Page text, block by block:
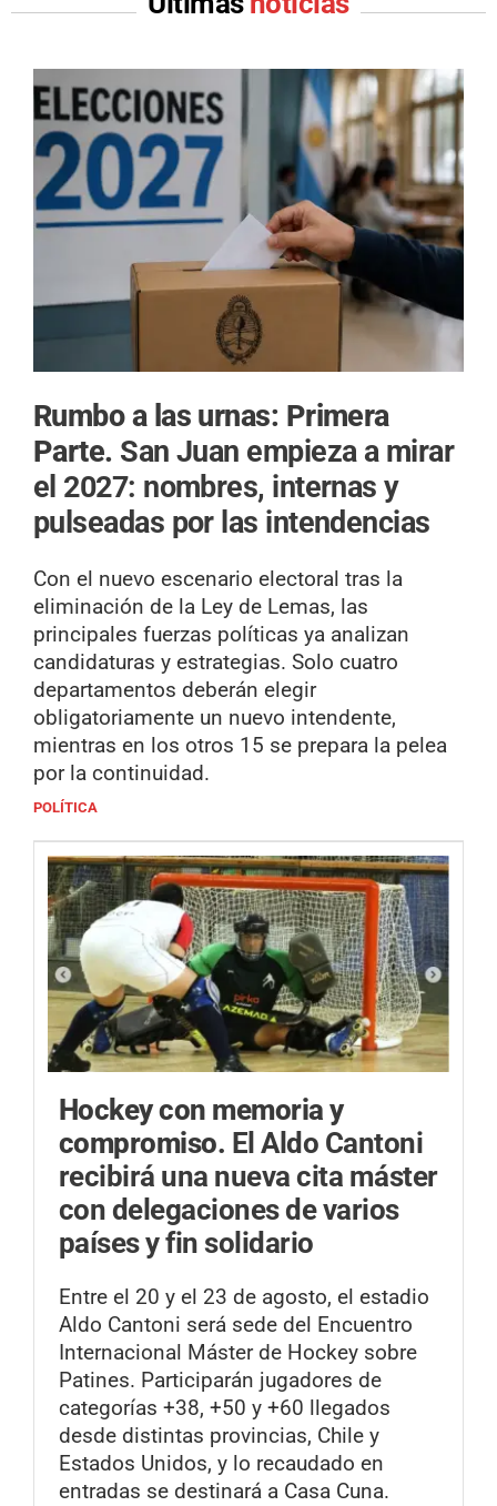
Rumbo a las urnas: Primera
Parte. San Juan empieza a mirar
el 2027: nombres, internas y
pulseadas por las intendencias
Con el nuevo escenario electoral tras la
eliminación de la Ley de Lemas, las
principales fuerzas políticas ya analizan
candidaturas y estrategias. Solo cuatro
departamentos deberán elegir
obligatoriamente un nuevo intendente,
mientras en los otros 15 se prepara la pelea
por la continuidad.
POLÍTICA
Hockey con memoria y
compromiso. El Aldo Cantoni
recibirá una nueva cita máster
con delegaciones de varios
países y fin solidario
Entre el 20 y el 23 de agosto, el estadio
Aldo Cantoni será sede del Encuentro
Internacional Máster de Hockey sobre
Patines. Participarán jugadores de
categorías +38, +50 y +60 llegados
desde distintas provincias, Chile y
Estados Unidos, y lo recaudado en
entradas se destinará a Casa Cuna.